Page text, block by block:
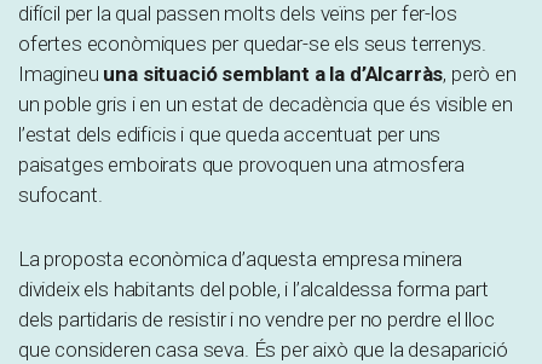
difícil per la qual passen molts dels veïns per fer-los
ofertes econòmiques per quedar-se els seus terrenys.
Imagineu una situació semblant a la d’Alcarràs, però en
un poble gris i en un estat de decadència que és visible en
l’estat dels edificis i que queda accentuat per uns
paisatges emboirats que provoquen una atmosfera
sufocant.
La proposta econòmica d’aquesta empresa minera
divideix els habitants del poble, i l’alcaldessa forma part
dels partidaris de resistir i no vendre per no perdre el lloc
que consideren casa seva. És per això que la desaparició